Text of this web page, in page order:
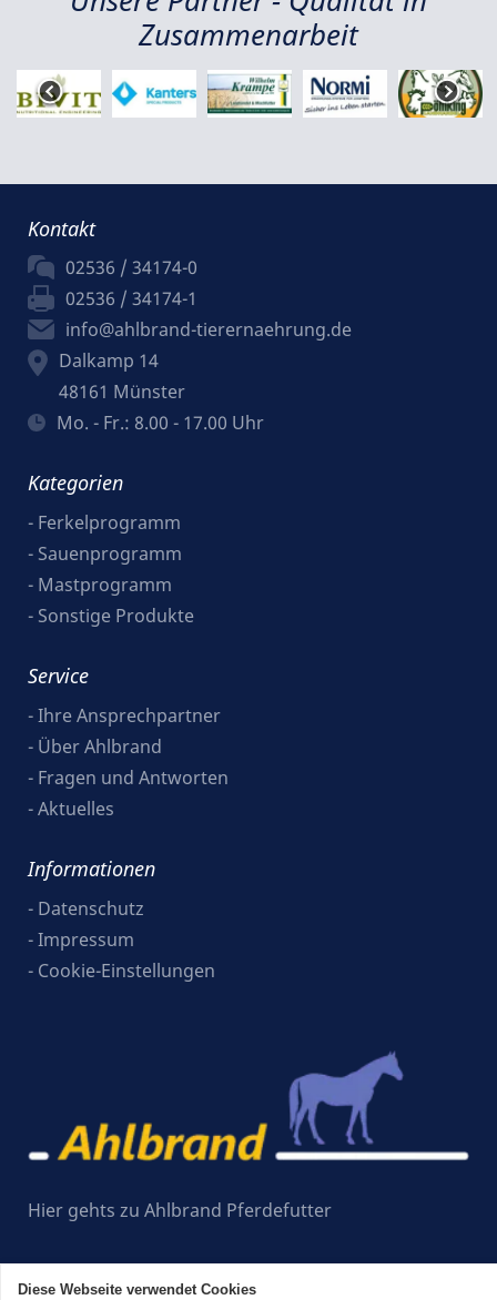
Zusammenarbeit
Kontakt
02536 / 34174-0
02536 / 34174-1
info@ahlbrand-tierernaehrung.de
Dalkamp 14
48161 Münster
Mo. - Fr.: 8.00 - 17.00 Uhr
Kategorien
- Ferkelprogramm
- Sauenprogramm
- Mastprogramm
- Sonstige Produkte
Service
-Ihre Ansprechpartner
- Über Ahlbrand
- Fragen und Antworten
-Aktuelles
Informationen
- Datenschutz
-Impressum
- Cookie-Einstellungen
Hier gehts zu Ahlbrand Pferdefutter
powered by
Diese Webseite verwendet Cookies